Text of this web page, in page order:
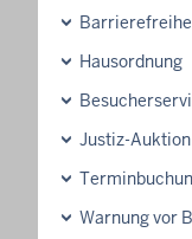
Hausordnung
Justiz-Auktion
Warnung vor